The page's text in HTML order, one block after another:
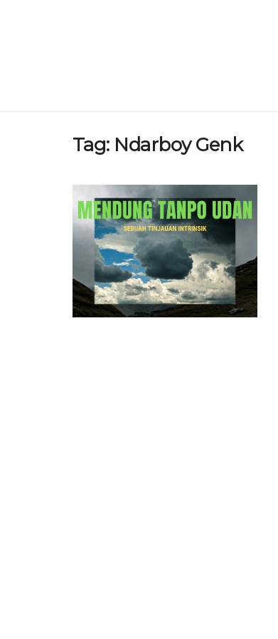
Tag: Ndarboy Genk